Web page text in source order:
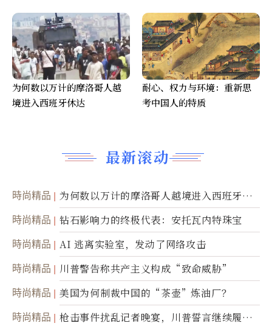
最新滚动
時尚精品
为何数以万计的摩洛哥人越境进入西班牙休
达
時尚精品 钻石影响力的终极代表：安托瓦内特珠宝
時尚精品 AI 逃离实验室，发动了网络攻击
時尚精品 川普警告称共产主义构成“致命威胁”
時尚精品 美国为何制裁中国的“茶壶”炼油厂？
時尚精品
枪击事件扰乱记者晚宴，川普誓言继续履行
为何数以万计的摩洛哥人越
境进入西班牙休达
耐心、权力与环境：重新思
考中国人的特质